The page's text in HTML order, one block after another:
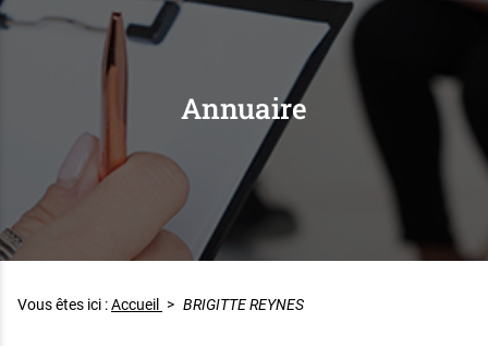
Annuaire
Vous êtes ici :Accueil > BRIGITTE REYNES